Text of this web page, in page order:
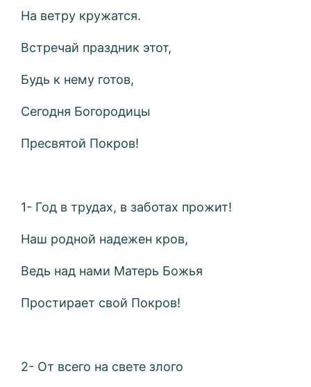
На ветру кружатся.
Встречай праздник этот,
Будь к нему готов,
Сегодня Богородицы
Пресвятой Покров!
1- Год в трудах, в заботах прожит!
Наш родной надежен кров,
Ведь над нами Матерь Божья
Простирает свой Покров!
2- От всего на свете злого